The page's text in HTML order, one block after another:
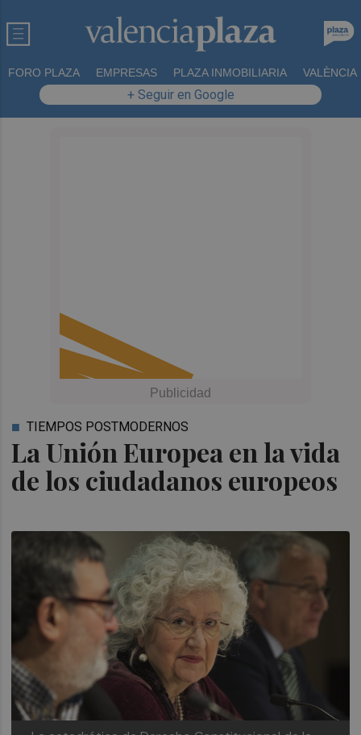
FORO PLAZA EMPRESAS PLAZA INMOBILIARIA VALÈNCIA
+ Seguir en Google
La Unión Europea en la vida
de los ciudadanos europeos
TIEMPOS POSTMODERNOS